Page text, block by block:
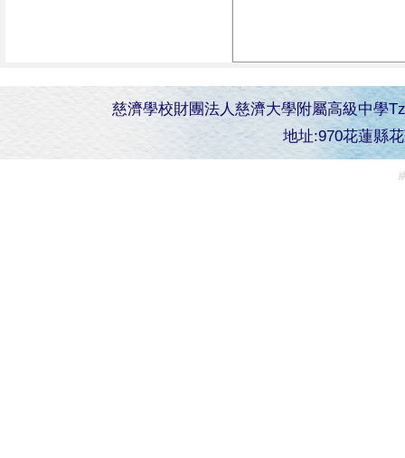
慈濟學校財團法人慈濟大學附屬高級中學
地址:970花蓮縣